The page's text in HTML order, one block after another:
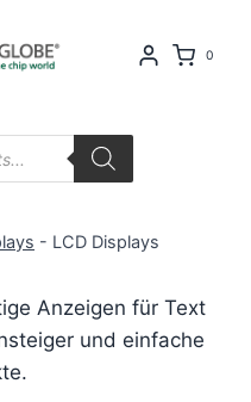
0
- LCD Displays
Anzeigen für Text
und einfache